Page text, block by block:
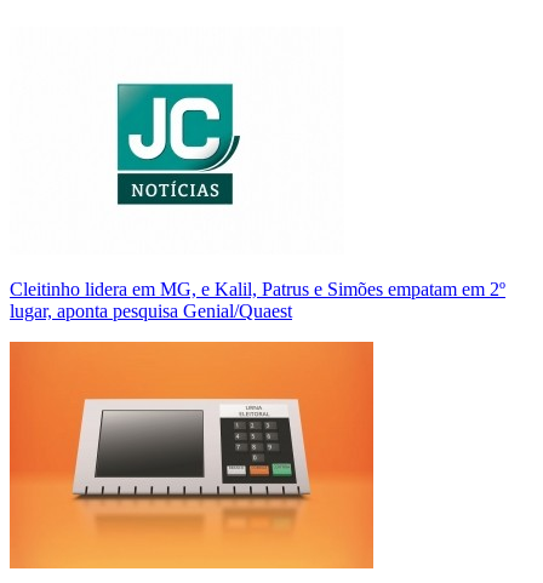
Cleitinho lidera em MG, e Kalil, Patrus e Simões empatam em 2º
lugar, aponta pesquisa Genial/Quaest